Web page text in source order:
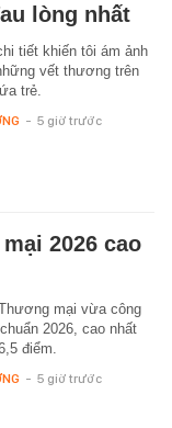
lòng nhất
tiết khiến tôi ám ảnh
vết thương trên
trẻ.
- 5 giờ trước
2026 cao
mại vừa công
2026, cao nhất
điểm.
- 5 giờ trước